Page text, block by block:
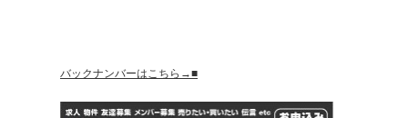
バックナンバーはこちら→■